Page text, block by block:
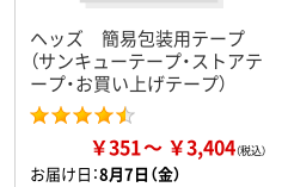
ヘッズ 簡易包装用テープ
（サンキューテープ・ストアテ
ープ・お買い上げテープ）
￥351 ￥3,404
お届け日：8月7日（金）